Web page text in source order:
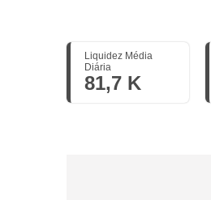
Liquidez Média
Diária
81,7 K